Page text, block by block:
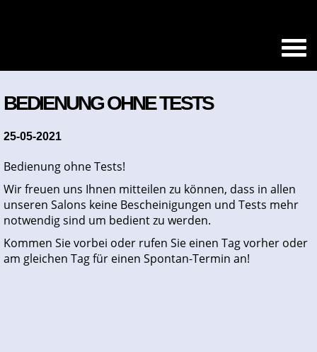
BEDIENUNG OHNE TESTS
25-05-2021
Bedienung ohne Tests!
Wir freuen uns Ihnen mitteilen zu können, dass in allen
unseren Salons keine Bescheinigungen und Tests mehr
notwendig sind um bedient zu werden.
Kommen Sie vorbei oder rufen Sie einen Tag vorher oder
am gleichen Tag für einen Spontan-Termin an!